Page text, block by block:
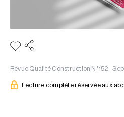
Revue Qualité Construction N°152 -
Lecture complète réservée aux